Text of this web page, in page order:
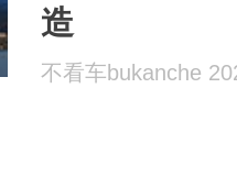
造
不看车bukanche